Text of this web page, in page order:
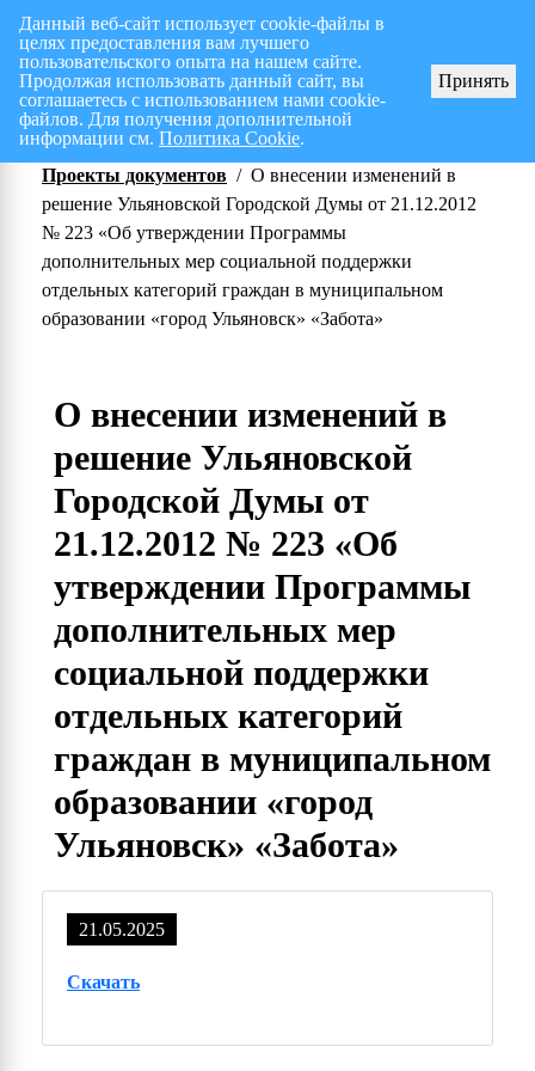
Перспективный план работ на I полугодие 2026 г.
Проекты документов / О внесении изменений в
решение Ульяновской Городской Думы от 21.12.2012
№ 223 «Об утверждении Программы
дополнительных мер социальной поддержки
отдельных категорий граждан в муниципальном
образовании «город Ульяновск» «Забота»
О внесении изменений в
решение Ульяновской
Городской Думы от
21.12.2012 № 223 «Об
утверждении Программы
дополнительных мер
социальной поддержки
отдельных категорий
граждан в муниципальном
образовании «город
Ульяновск» «Забота»
21.05.2025
Скачать
Данный веб-сайт использует cookie-файлы в
целях предоставления вам лучшего
пользовательского опыта на нашем сайте.
Продолжая использовать данный сайт, вы
соглашаетесь с использованием нами cookie-
файлов. Для получения дополнительной
информации см.Политика Cookie.
Принять